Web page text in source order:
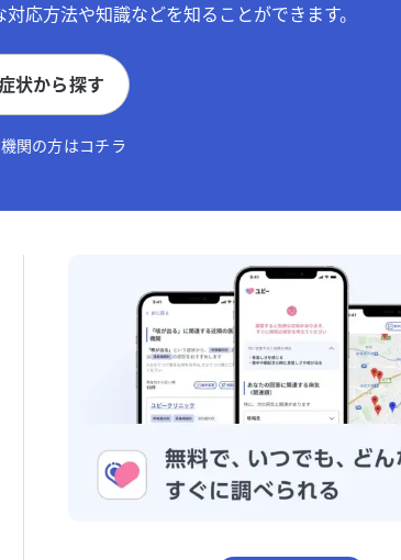
応方法や知識などを知ることができます。
状から探す
関の方はコチラ